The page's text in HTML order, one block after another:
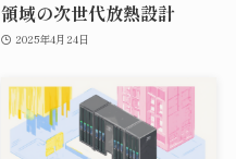
領域の次世代放熱設計
2025年4月24日